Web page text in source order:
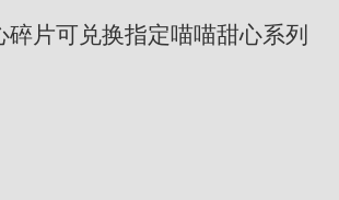
碎片可兑换指定喵喵甜心系列